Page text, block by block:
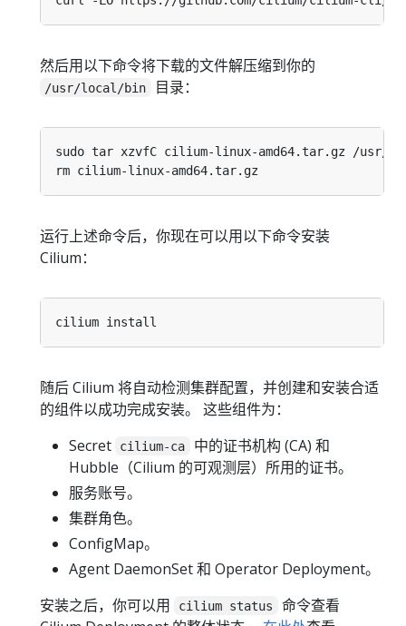
然后用以下命令将下载的文件解压缩到你的
/usr/local/bin 目录：
运行上述命令后，你现在可以用以下命令安装
Cilium：
随后 Cilium 将自动检测集群配置，并创建和安装合适
的组件以成功完成安装。 这些组件为：
Secret
cilium-ca
中的证书机构 (CA) 和
Hubble（Cilium 的可观测层）所用的证书。
服务账号。
集群角色。
ConfigMap。
Agent DaemonSet 和 Operator Deployment。
安装之后，你可以用
cilium status
命令查看